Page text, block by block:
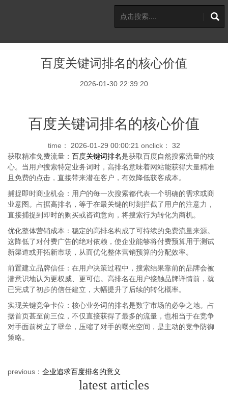
百度关键词排名的核心价值
2026-01-30 22:39:20
百度关键词排名的核心价值
time： 2026-01-29 00:00:21 onclick：
32
获取精准免费流量： 百度关键词排名是获取百度自然搜索流量的核
心。当用户搜索特定业务词时，高排名意味着网站能获得大量精准
且免费的点击，直接带来潜在客户，有效降低获客成本。
捕捉即时商业机会：用户的每一次搜索都代表一个明确的需求或商
业意图。占据高排名，等于在最关键的时刻拦截了用户的注意力，
直接捕捉到即时的购买或咨询意向，将搜索行为转化为商机。
优化整体营销成本：稳定的高排名构成了可持续的免费流量来源。
这降低了对付费广告的绝对依赖，使企业能够将付费预算用于测试
新渠道或开拓新市场，从而优化整体营销预算的分配效率。
前置建立品牌信任：在用户决策过程中，搜索结果靠前的品牌会被
潜意识地认为更权威、更可信。高排名在用户接触品牌详情前，就
已完成了初步的信任建立，大幅提升了后续的转化概率。
实现关键竞争卡位：核心业务词的排名是数字市场的必争之地。占
据首页甚至前三位，不仅直接获得了最多的流量，也相当于在竞争
对手面前树立了壁垒，压缩了对手的曝光空间，是主动的竞争防御
策略。
previous： 企业追求百度排名的意义
latest articles